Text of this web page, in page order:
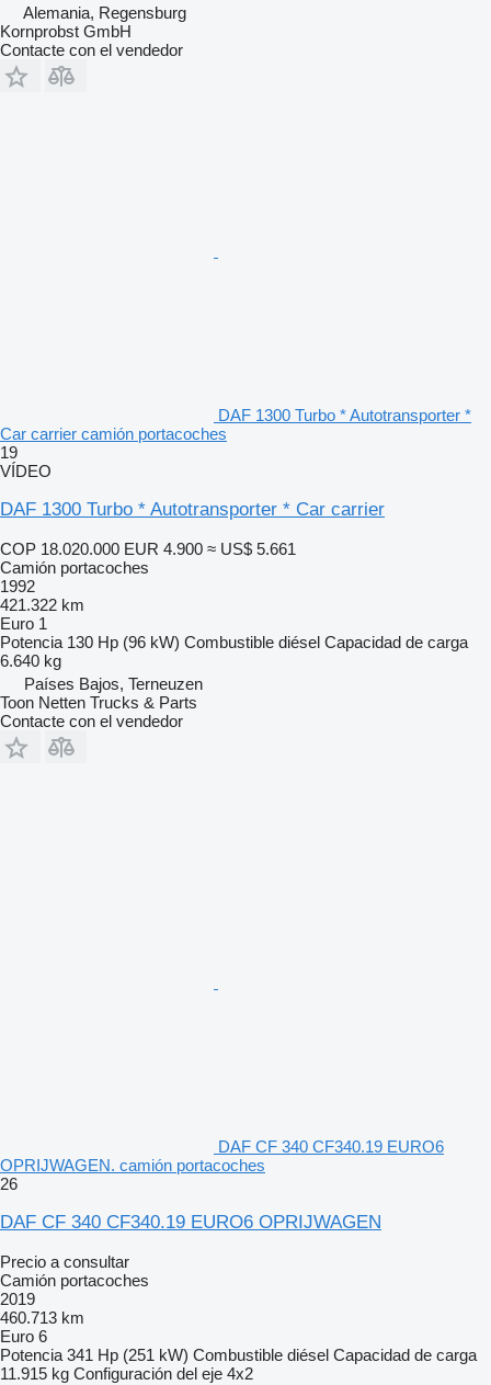
Alemania, Regensburg
Kornprobst GmbH
Contacte con el vendedor
DAF 1300 Turbo * Autotransporter *
Car carrier camión portacoches
19
VÍDEO
DAF 1300 Turbo * Autotransporter * Car carrier
COP 18.020.000 EUR 4.900 ≈ US$ 5.661
Camión portacoches
1992
421.322 km
Euro 1
Potencia 130 Hp (96 kW) Combustible diésel Capacidad de carga
6.640 kg
Países Bajos, Terneuzen
Toon Netten Trucks & Parts
Contacte con el vendedor
DAF CF 340 CF340.19 EURO6
OPRIJWAGEN. camión portacoches
26
DAF CF 340 CF340.19 EURO6 OPRIJWAGEN
Precio a consultar
Camión portacoches
2019
460.713 km
Euro 6
Potencia 341 Hp (251 kW) Combustible diésel Capacidad de carga
11.915 kg Configuración del eje 4x2